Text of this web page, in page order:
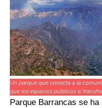
Un parque que conecta a la
que los espacios públicos sí
Parque Barrancas se